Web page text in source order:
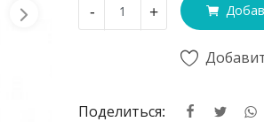
- +
Поделиться: